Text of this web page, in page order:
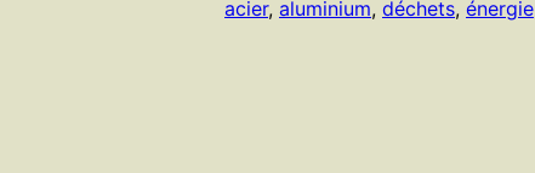
acier, aluminium, déchets, énergie